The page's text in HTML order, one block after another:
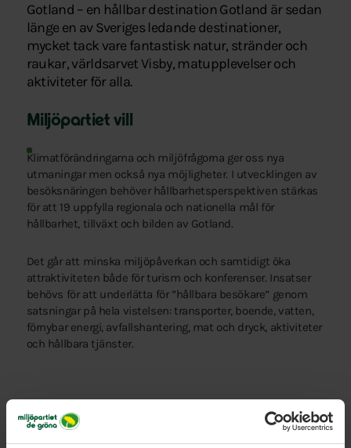
Gotland – en hållbar destination Gotland är sedan
länge en av Sveriges ledande destinationer,
mycket tack vare fantastisk natur, stränder och
raukar, världsarvet Visby, matupplevelser och
aktiviteter för alla.
Miljöpartiet vill
Klimatförändringarna och miljöfrågorna ger oss nya
utmaningar men också nya möjligheter. I utvecklingen av
besöksnäringen behöver hållbarhetsperspektiven stärkas
för att 19 uppfylla regionala och nationella mål för
hållbarhet, tillväxt och bilden av Gotland.
Det går att minska miljöpåverkan och samtidigt öka
attraktiviteten både för turism och konferenser. Insatser
behövs för att underlätta för ”hållbara besökare” genom
satsningar på hela vistelsen: transporter, boende, vatten,
förnybar energi, avfallshantering, mat och dryck, aktiviteter
och hållbara tjänster.